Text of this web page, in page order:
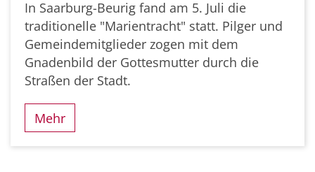
In Saarburg-Beurig fand am 5. Juli die
traditionelle "Marientracht" statt. Pilger und
Gemeindemitglieder zogen mit dem
Gnadenbild der Gottesmutter durch die
Straßen der Stadt.
Mehr